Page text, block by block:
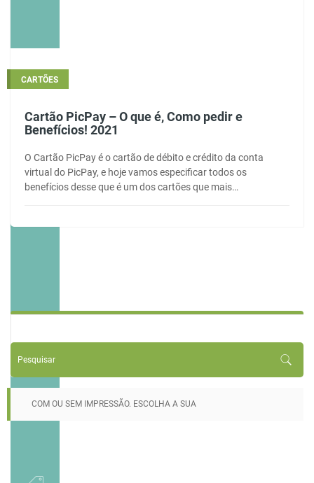
CARTÕES
Cartão PicPay – O que é, Como pedir e
Benefícios! 2021
O Cartão PicPay é o cartão de débito e crédito da conta
virtual do PicPay, e hoje vamos especificar todos os
benefícios desse que é um dos cartões que mais…
COM OU SEM IMPRESSÃO. ESCOLHA A SUA